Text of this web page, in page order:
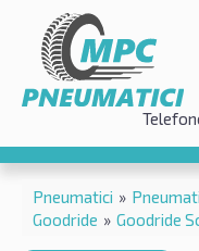
Pneumatici »
Goodride » Goodride